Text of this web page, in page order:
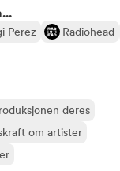
Perez Radiohead
deres
om artister